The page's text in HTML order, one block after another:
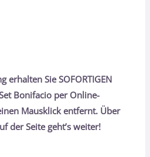
erhalten Sie SOFORTIGEN
Bonifacio per Online-
Mausklick entfernt. Über
der Seite geht’s weiter!